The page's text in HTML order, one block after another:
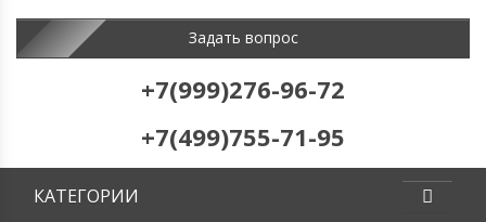
Задать вопрос
+7(999)276-96-72
+7(499)755-71-95
КАТЕГОРИИ